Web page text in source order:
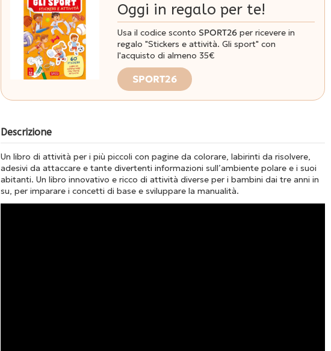
Oggi in regalo per te!
Usa il codice sconto SPORT26 per ricevere in
regalo "Stickers e attività. Gli sport" con
l'acquisto di almeno 35€
SPORT26
Descrizione
Un libro di attività per i più piccoli con pagine da colorare, labirinti da risolvere,
adesivi da attaccare e tante divertenti informazioni sull’ambiente polare e i suoi
abitanti. Un libro innovativo e ricco di attività diverse per i bambini dai tre anni in
su, per imparare i concetti di base e sviluppare la manualità.